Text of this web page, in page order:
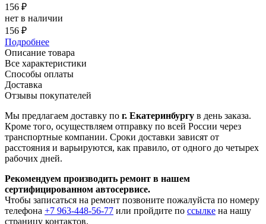
156 ₽
нет в наличии
156 ₽
Подробнее
Описание товара
Все характеристики
Способы оплаты
Доставка
Отзывы покупателей
Мы предлагаем доставку по г. Екатеринбургу в день заказа.
Кроме того, осуществляем отправку по всей России через
транспортные компании. Сроки доставки зависят от
расстояния и варьируются, как правило, от одного до четырех
рабочих дней.
Рекомендуем производить ремонт в нашем
сертифицированном автосервисе.
Чтобы записаться на ремонт позвоните пожалуйста по номеру
телефона +7 963-448-56-77 или пройдите по ссылке на нашу
страницу контактов.